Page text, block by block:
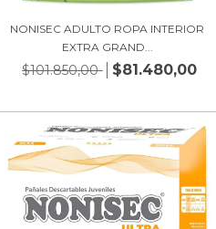
NONISEC ADULTO ROPA INTERIOR
EXTRA GRAND...
$101.850,00 $81.480,00